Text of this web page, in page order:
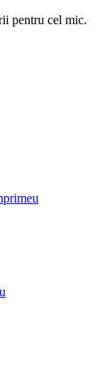
pentru cel mic.